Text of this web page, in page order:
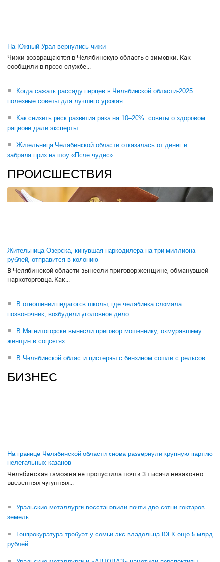
На Южный Урал вернулись чижи
Чижи возвращаются в Челябинскую область с зимовки. Как
сообщили в пресс-службе...
Когда сажать рассаду перцев в Челябинской области-2025:
полезные советы для лучшего урожая
Как снизить риск развития рака на 10–20%: советы о здоровом
рационе дали эксперты
Жительница Челябинской области отказалась от денег и
забрала приз на шоу «Поле чудес»
ПРОИСШЕСТВИЯ
Жительница Озерска, кинувшая наркодилера на три миллиона
рублей, отправится в колонию
В Челябинской области вынесли приговор женщине, обманувшей
наркоторговца. Как...
В отношении педагогов школы, где челябинка сломала
позвоночник, возбудили уголовное дело
В Магнитогорске вынесли приговор мошеннику, охмурявшему
женщин в соцсетях
В Челябинской области цистерны с бензином сошли с рельсов
БИЗНЕС
На границе Челябинской области снова развернули крупную партию
нелегальных казанов
Челябинская таможня не пропустила почти 3 тысячи незаконно
ввезенных чугунных...
Уральские металлурги восстановили почти две сотни гектаров
земель
Генпрокуратура требует у семьи экс-владельца ЮГК еще 5 млрд
рублей